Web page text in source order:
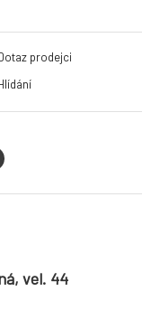
prodejci
vel. 44